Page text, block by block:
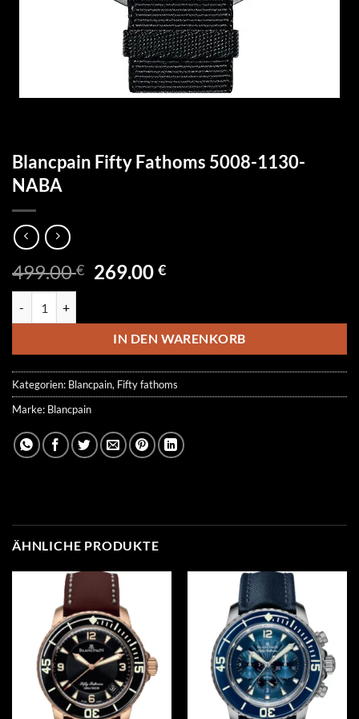
Blancpain Fifty Fathoms 5008-1130-
NABA
499.00€ Ursprünglicher
499.00 €
269.00€Aktueller
269.00 €.
IN DEN WARENKORB
Kategorien: Blancpain, Fifty fathoms
Marke: Blancpain
ÄHNLICHE PRODUKTE